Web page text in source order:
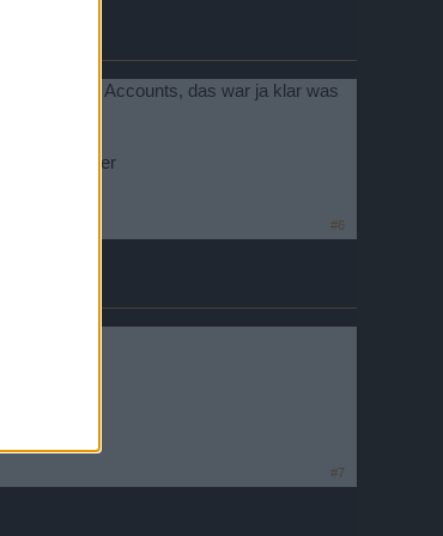
Pushing Accounts, das war ja klar was
selben Spieler
#6
#7